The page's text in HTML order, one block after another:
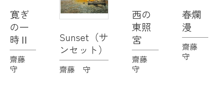
寛ぎ
の一
時Ⅱ
齋藤
守
Sunset（サ
ンセット）
齋藤 守
西の
東照
宮
齋藤
守
春爛
漫
齋藤
守